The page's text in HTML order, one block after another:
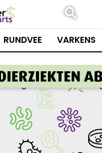
RUNDVEE VARKENS